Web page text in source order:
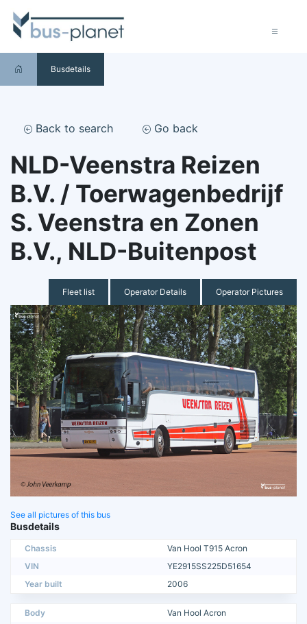
Busdetails
Back to search Go back
NLD-Veenstra Reizen
B.V. / Toerwagenbedrijf
S. Veenstra en Zonen
B.V., NLD-Buitenpost
Fleet list Operator Details Operator Pictures
See all pictures of this bus
Busdetails
Chassis
Van Hool T915 Acron
VIN
YE2915SS225D51654
Year built
2006
Body
Van Hool Acron